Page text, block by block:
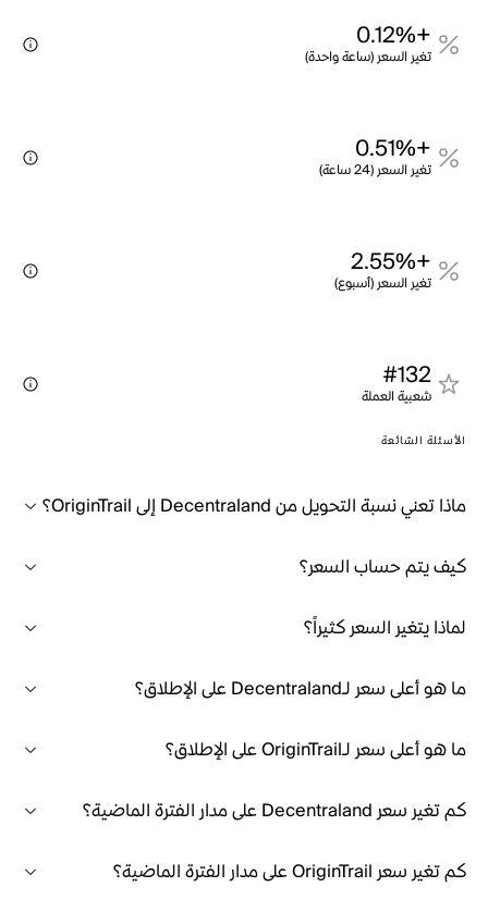
+0.12%
تغير السعر (ساعة واحدة)
+0.51%
تغير السعر (24 ساعة)
+2.55%
تغير السعر (أسبوع)
#132
شعبية العملة
الأسئلة الشائعة
ماذا تعني نسبة التحويل من Decentraland إلى OriginTrail؟
كيف يتم حساب السعر؟
لماذا يتغير السعر كثيراً؟
ما هو أعلى سعر لـDecentraland على الإطلاق؟
ما هو أعلى سعر لـOriginTrail على الإطلاق؟
كم تغير سعر Decentraland على مدار الفترة الماضية؟
كم تغير سعر OriginTrail على مدار الفترة الماضية؟